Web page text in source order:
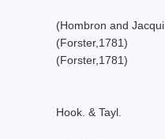
(Hombron and
(Forster,1781)
(Forster,1781)
Hook. & Tayl.